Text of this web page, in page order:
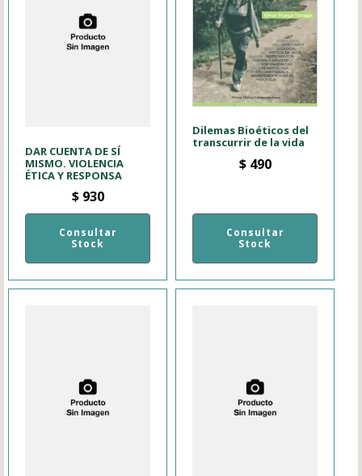
DAR CUENTA DE SÍ
MISMO. VIOLENCIA
ÉTICA Y RESPONSA
$930
Consultar
Stock
Dilemas Bioéticos del
transcurrir de la vida
$490
Consultar
Stock